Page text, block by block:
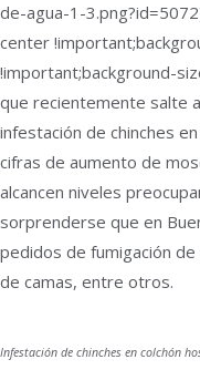
de-agua-1-
center
!important;background-
que recientemente salte
infestación de chinches
cifras de aumento de
alcancen niveles
sorprenderse que en
pedidos de fumigación de
de camas, entre otros.
Infestación de chinches en colchón